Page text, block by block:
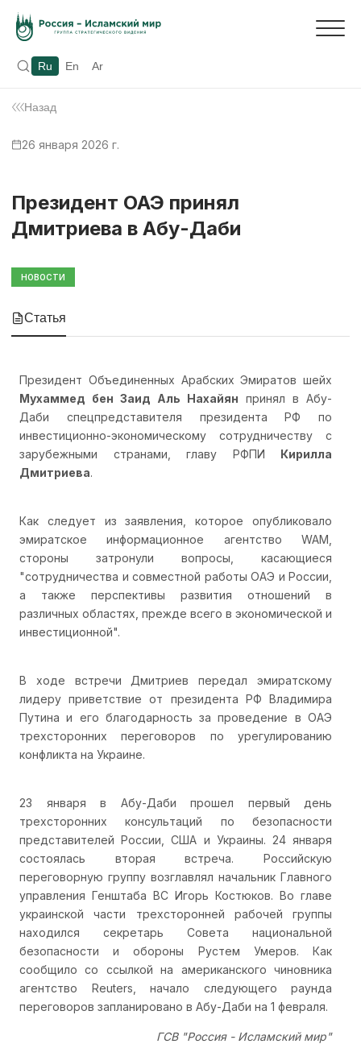
Ru En Ar
Назад
26 января 2026 г.
Президент ОАЭ принял
Дмитриева в Абу-Даби
НОВОСТИ
Статья
Президент Объединенных Арабских Эмиратов шейх
Мухаммед бен Заид Аль Нахайян принял в Абу-
Даби спецпредставителя президента РФ по
инвестиционно-экономическому сотрудничеству с
зарубежными странами, главу РФПИ Кирилла
Дмитриева.
Как следует из заявления, которое опубликовало
эмиратское информационное агентство WAM,
стороны затронули вопросы, касающиеся
"сотрудничества и совместной работы ОАЭ и России,
а также перспективы развития отношений в
различных областях, прежде всего в экономической и
инвестиционной".
В ходе встречи Дмитриев передал эмиратскому
лидеру приветствие от президента РФ Владимира
Путина и его благодарность за проведение в ОАЭ
трехсторонних переговоров по урегулированию
конфликта на Украине.
23 января в Абу-Даби прошел первый день
трехсторонних консультаций по безопасности
представителей России, США и Украины. 24 января
состоялась вторая встреча. Российскую
переговорную группу возглавлял начальник Главного
управления Генштаба ВС Игорь Костюков. Во главе
украинской части трехсторонней рабочей группы
находился секретарь Совета национальной
безопасности и обороны Рустем Умеров. Как
сообщило со ссылкой на американского чиновника
агентство Reuters, начало следующего раунда
переговоров запланировано в Абу-Даби на 1 февраля.
ГСВ "Россия - Исламский мир"